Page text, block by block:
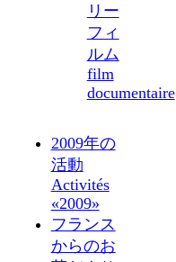
リー
フィ
ルム
film
documentaire
2009年の
活動
Activités
«2009»
フランス
からのお